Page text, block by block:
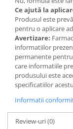
Ce ajută la
Produsul este
pentru o aplicare
Avertizare:
informatiilor
permanente
care informatiile
produsului este
specificatiilor
Informatii
Review-uri(0)